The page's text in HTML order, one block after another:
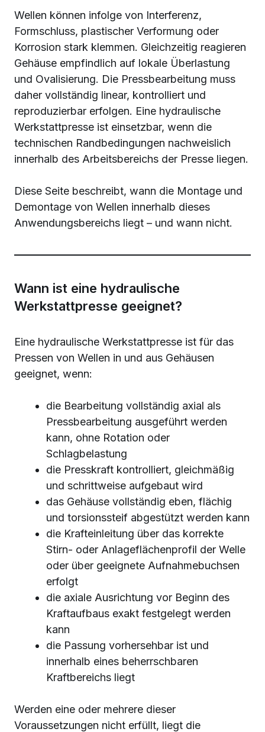
Wellen können infolge von Interferenz,
Formschluss, plastischer Verformung oder
Korrosion stark klemmen. Gleichzeitig reagieren
Gehäuse empfindlich auf lokale Überlastung
und Ovalisierung. Die Pressbearbeitung muss
daher vollständig linear, kontrolliert und
reproduzierbar erfolgen. Eine hydraulische
Werkstattpresse ist einsetzbar, wenn die
technischen Randbedingungen nachweislich
innerhalb des Arbeitsbereichs der Presse liegen.
Diese Seite beschreibt, wann die Montage und
Demontage von Wellen innerhalb dieses
Anwendungsbereichs liegt – und wann nicht.
Wann ist eine hydraulische
Werkstattpresse geeignet?
Eine hydraulische Werkstattpresse ist für das
Pressen von Wellen in und aus Gehäusen
geeignet, wenn:
die Bearbeitung vollständig axial als
Pressbearbeitung ausgeführt werden
kann, ohne Rotation oder
Schlagbelastung
die Presskraft kontrolliert, gleichmäßig
und schrittweise aufgebaut wird
das Gehäuse vollständig eben, flächig
und torsionssteif abgestützt werden kann
die Krafteinleitung über das korrekte
Stirn- oder Anlageflächenprofil der Welle
oder über geeignete Aufnahmebuchsen
erfolgt
die axiale Ausrichtung vor Beginn des
Kraftaufbaus exakt festgelegt werden
kann
die Passung vorhersehbar ist und
innerhalb eines beherrschbaren
Kraftbereichs liegt
Werden eine oder mehrere dieser
Voraussetzungen nicht erfüllt, liegt die